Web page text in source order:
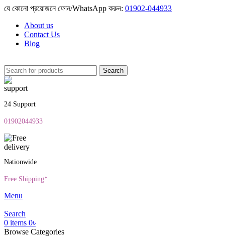
যে কোনো প্রয়োজনে ফোন/WhatsApp করুন: 01902-044933
About us
Contact Us
Blog
Search
24 Support
01902044933
Nationwide
Free Shipping*
Menu
Search
0 items 0৳
Browse Categories